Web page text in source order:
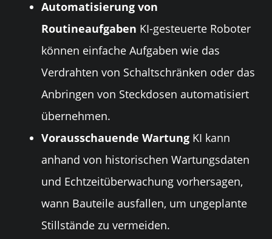
Automatisierung von
Routineaufgaben KI-gesteuerte Roboter
können einfache Aufgaben wie das
Verdrahten von Schaltschränken oder das
Anbringen von Steckdosen automatisiert
übernehmen.
Vorausschauende Wartung KI kann
anhand von historischen Wartungsdaten
und Echtzeitüberwachung vorhersagen,
wann Bauteile ausfallen, um ungeplante
Stillstände zu vermeiden.